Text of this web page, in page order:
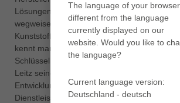
Lösungen für die aluminiumverarbeitende
wegweisend wie für die Holz- und
Kunststoffbearbeitungsbranche. Durch
kennt man in Oberkochen die
Schlüssel für effiziente Produktionsabläufe.
Leitz seine Kunden stets mit seiner ganzen
Entwicklungskompetenz und bietet
Dienstleistungen, vom Nachschleif-Service
The language of your
different from the language
currently displayed on our
website. Would you like to
the language?
Current language version:
Deutschland - deutsch